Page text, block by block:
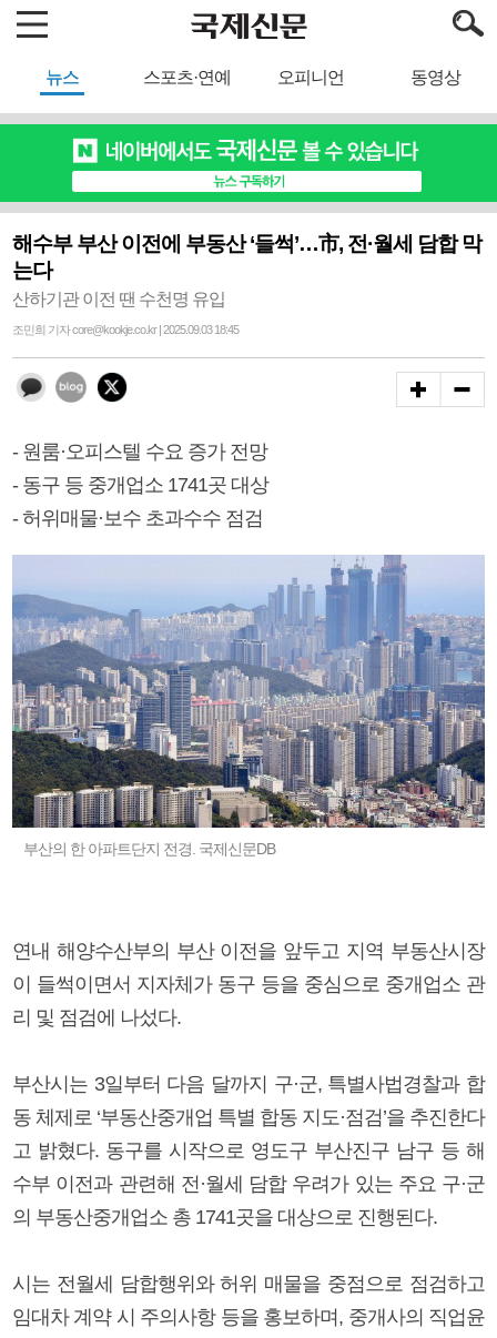
뉴스 스포츠·연예 오피니언 동영상
해수부 부산 이전에 부동산 ‘들썩’…市, 전·월세 담합 막
는다
산하기관 이전 땐 수천명 유입
조민희 기자 core@kookje.co.kr | 2025.09.03 18:45
- 원룸·오피스텔 수요 증가 전망
- 동구 등 중개업소 1741곳 대상
- 허위매물·보수 초과수수 점검
부산의 한 아파트단지 전경. 국제신문DB
연내 해양수산부의 부산 이전을 앞두고 지역 부동산시장
이 들썩이면서 지자체가 동구 등을 중심으로 중개업소 관
리 및 점검에 나섰다.
부산시는 3일부터 다음 달까지 구·군, 특별사법경찰과 합
동 체제로 ‘부동산중개업 특별 합동 지도·점검’을 추진한다
고 밝혔다. 동구를 시작으로 영도구 부산진구 남구 등 해
수부 이전과 관련해 전·월세 담합 우려가 있는 주요 구·군
의 부동산중개업소 총 1741곳을 대상으로 진행된다.
시는 전월세 담합행위와 허위 매물을 중점으로 점검하고
임대차 계약 시 주의사항 등을 홍보하며, 중개사의 직업윤